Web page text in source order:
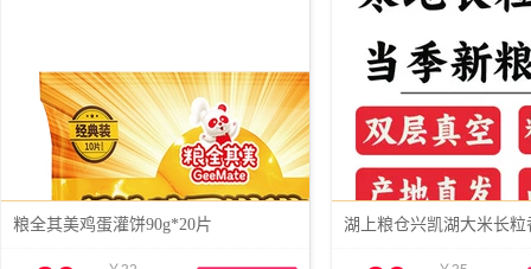
粮全其美鸡蛋灌饼90g*20片 湖上粮仓兴凯湖大米长粒